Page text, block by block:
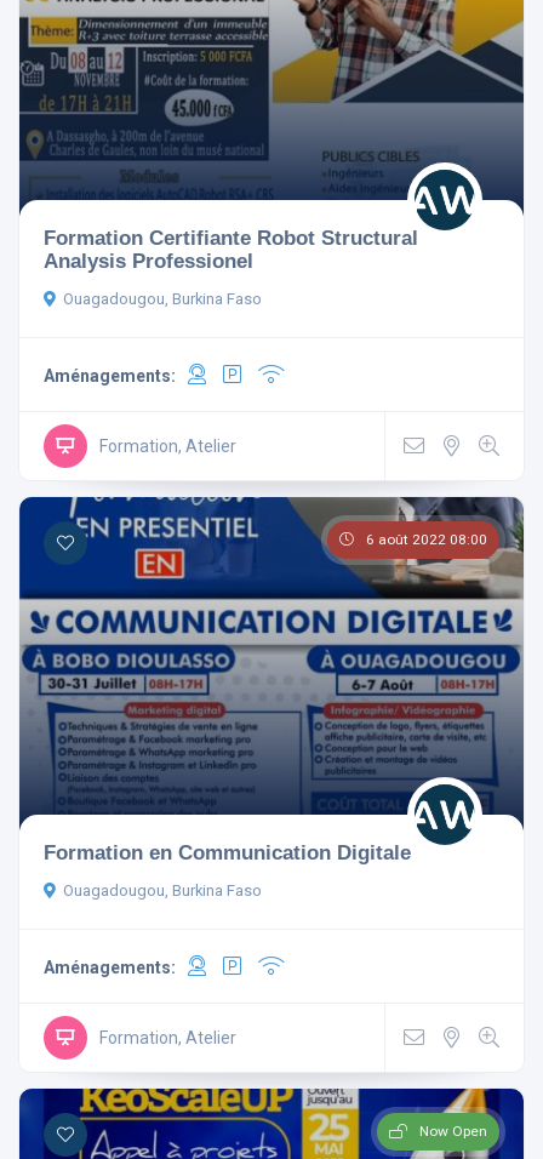
Réinitialiser les filtres
Formation Certifiante Robot Structural
Analysis Professionel
Ouagadougou, Burkina Faso
Aménagements:
Formation, Atelier
6 août 2022 08:00
Formation en Communication Digitale
Ouagadougou, Burkina Faso
Aménagements:
Formation, Atelier
Now Open